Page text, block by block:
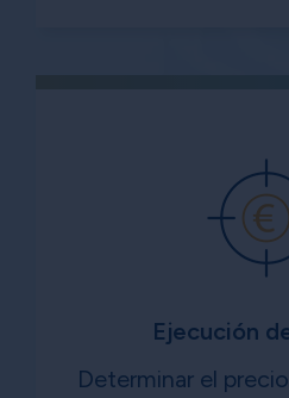
Ejecución
Determinar el